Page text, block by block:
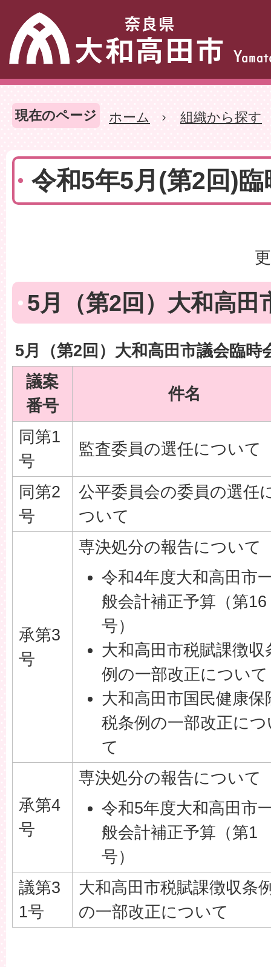
現在のページ ホーム 組織から探す
令和5年5月(第2回)
5月（第2回）大和高田
5月（第2回）大和高田市議会臨時
議案
番号
件名
同第1
号
監査委員の選任について
同第2
号
公平委員会の委員の選任
ついて
承第3
号
専決処分の報告について
令和4年度大和高田市
般会計補正予算（第16
号）
大和高田市税賦課徴収
例の一部改正について
大和高田市国民健康保
税条例の一部改正につ
て
承第4
号
専決処分の報告について
令和5年度大和高田市
般会計補正予算（第1
号）
議第3
1号
大和高田市税賦課徴収条
の一部改正について